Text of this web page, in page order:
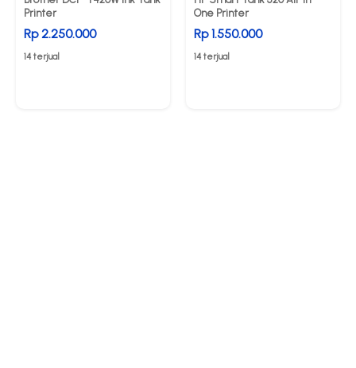
Printer
Rp 2.250.000
14 terjual
One Printer
Rp 1.550.000
14 terjual